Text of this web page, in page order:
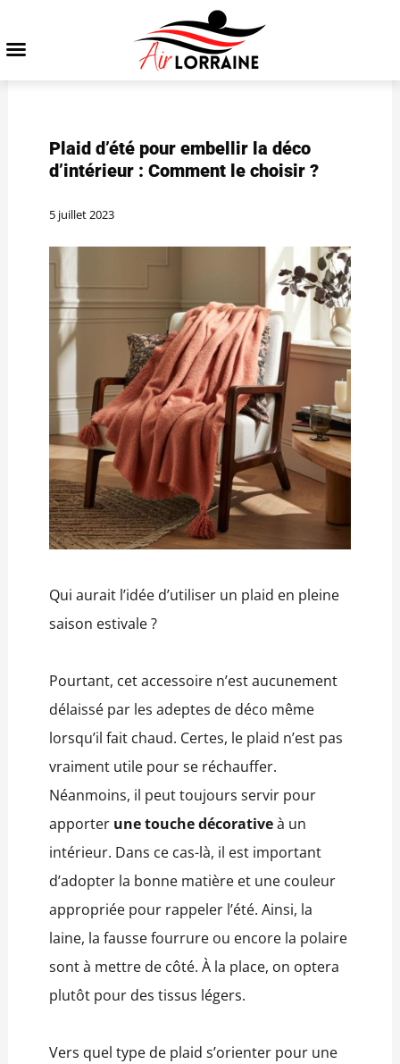
Plaid d’été pour embellir la déco
d’intérieur : Comment le choisir ?
5 juillet 2023
Qui aurait l’idée d’utiliser un plaid en pleine
saison estivale ?
Pourtant, cet accessoire n’est aucunement
délaissé par les adeptes de déco même
lorsqu’il fait chaud. Certes, le plaid n’est pas
vraiment utile pour se réchauffer.
Néanmoins, il peut toujours servir pour
apporter une touche décorativeà un
intérieur. Dans ce cas-là, il est important
d’adopter la bonne matière et une couleur
appropriée pour rappeler l’été. Ainsi, la
laine, la fausse fourrure ou encore la polaire
sont à mettre de côté. À la place, on optera
plutôt pour des tissus légers.
Vers quel type de plaid s’orienter pour une